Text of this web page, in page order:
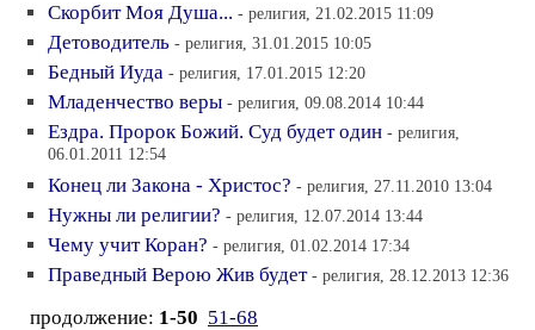
Скорбит Моя Душа... - религия, 21.02.2015 11:09
Детоводитель - религия, 31.01.2015 10:05
Бедный Иуда - религия, 17.01.2015 12:20
Младенчество веры - религия, 09.08.2014 10:44
Ездра. Пророк Божий. Суд будет один - религия,
06.01.2011 12:54
Конец ли Закона - Христос? - религия, 27.11.2010 13:04
Нужны ли религии? - религия, 12.07.2014 13:44
Чему учит Коран? - религия, 01.02.2014 17:34
Праведный Верою Жив будет - религия, 28.12.2013 12:36
продолжение: 1-50 51-68